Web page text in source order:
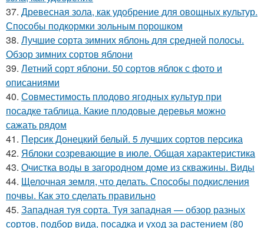
37. Древесная зола, как удобрение для овощных культур.
Способы подкормки зольным порошком
38. Лучшие сорта зимних яблонь для средней полосы.
Обзор зимних сортов яблони
39. Летний сорт яблони. 50 сортов яблок с фото и
описаниями
40. Совместимость плодово ягодных культур при
посадке таблица. Какие плодовые деревья можно
сажать рядом
41. Персик Донецкий белый. 5 лучших сортов персика
42. Яблоки созревающие в июле. Общая характеристика
43. Очистка воды в загородном доме из скважины. Виды
44. Щелочная земля, что делать. Способы подкисления
почвы. Как это сделать правильно
45. Западная туя сорта. Туя западная — обзор разных
сортов, подбор вида, посадка и уход за растением (80